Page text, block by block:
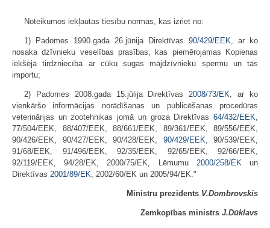
Noteikumos iekļautas tiesību normas, kas izriet no:
1) Padomes 1990.gada 26.jūnija Direktīvas 90/429/EEK, ar ko
nosaka dzīvnieku veselības prasības, kas piemērojamas Kopienas
iekšējā tirdzniecībā ar cūku sugas mājdzīvnieku spermu un tās
importu;
2) Padomes 2008.gada 15.jūlija Direktīvas2008/73/EK, ar ko
vienkāršo informācijas norādīšanas un publicēšanas procedūras
veterinārijas un zootehnikas jomā un groza Direktīvas 64/432/EEK,
77/504/EEK, 88/407/EEK, 88/661/EEK, 89/361/EEK, 89/556/EEK,
90/426/EEK, 90/427/EEK, 90/428/EEK, 90/429/EEK, 90/539/EEK,
91/68/EEK, 91/496/EEK, 92/35/EEK, 92/65/EEK, 92/66/EEK,
92/119/EEK, 94/28/EK, 2000/75/EK, Lēmumu 2000/258/EKun
Direktīvas 2001/89/EK, 2002/60/EK un 2005/94/EK."
Ministru prezidents V.Dombrovskis
Zemkopības ministrs J.Dūklavs